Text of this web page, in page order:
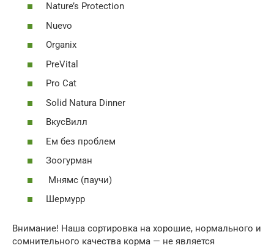
Nature’s Protection
Nuevo
Organix
PreVital
Pro Cat
Solid Natura Dinner
ВкусВилл
Ем без проблем
Зоогурман
Мнямс (паучи)
Шермурр
Внимание! Наша сортировка на хорошие, нормального и
сомнительного качества корма — не является